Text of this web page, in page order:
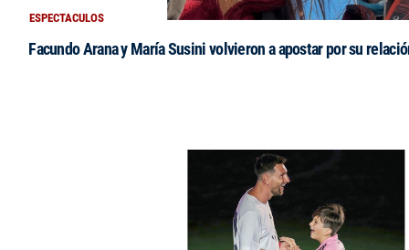
ESPECTACULOS
Facundo Arana y María Susini volvieron a apostar por su